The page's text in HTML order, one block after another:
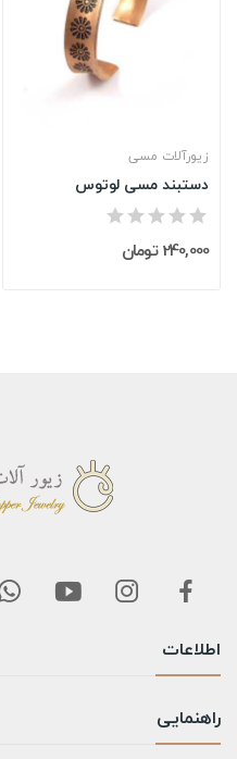
زیورآلات مسی
دستبند مسی لوتوس
240,000 تومان
اطلاعات
راهنمایی